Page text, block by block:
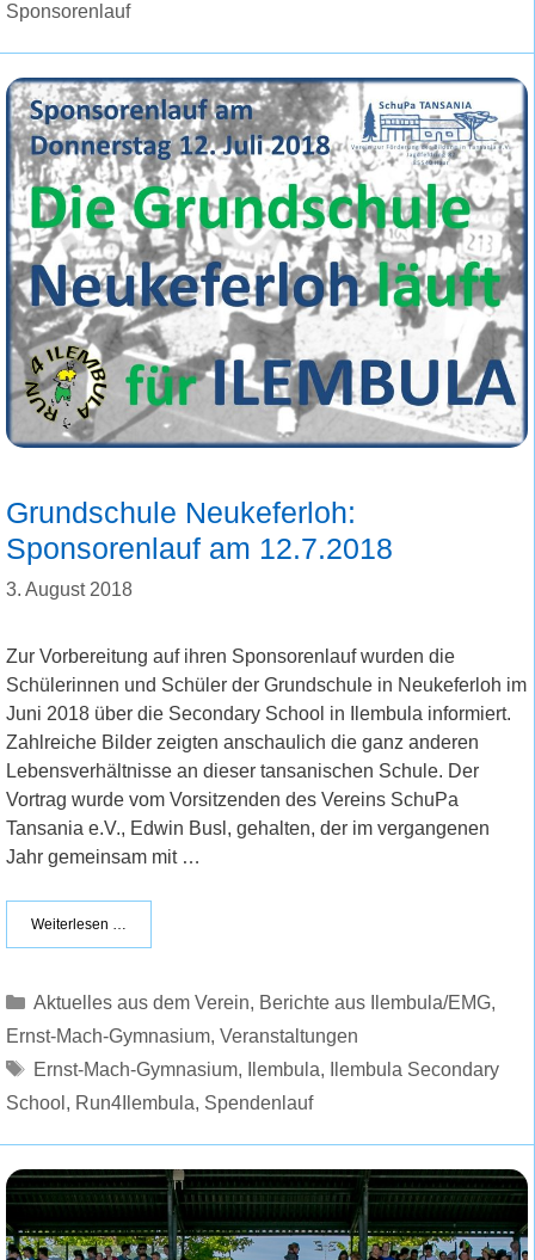
Sponsorenlauf
Grundschule Neukeferloh:
Sponsorenlauf am 12.7.2018
3. August 2018
Zur Vorbereitung auf ihren Sponsorenlauf wurden die
Schülerinnen und Schüler der Grundschule in Neukeferloh im
Juni 2018 über die Secondary School in Ilembula informiert.
Zahlreiche Bilder zeigten anschaulich die ganz anderen
Lebensverhältnisse an dieser tansanischen Schule. Der
Vortrag wurde vom Vorsitzenden des Vereins SchuPa
Tansania e.V., Edwin Busl, gehalten, der im vergangenen
Jahr gemeinsam mit …
Weiterlesen …
Kategorien
Aktuelles aus dem Verein, Berichte aus Ilembula/EMG,
Ernst-Mach-Gymnasium, Veranstaltungen
Schlagwörter
Ernst-Mach-Gymnasium, Ilembula,
Ilembula Secondary
School , Run4Ilembula, Spendenlauf